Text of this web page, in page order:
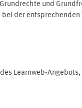
und
bei der
Learnweb-